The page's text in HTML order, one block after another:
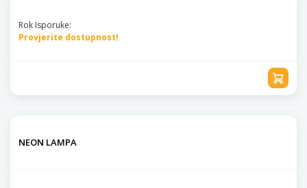
Rok Isporuke:
Provjerite dostupnost!
NEON LAMPA